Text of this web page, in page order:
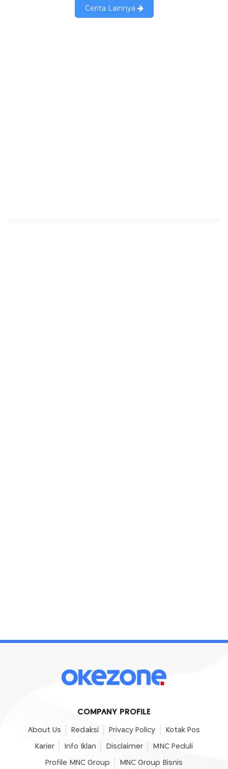
COMPANY PROFILE
About Us Redaksi Privacy Policy Kotak Pos
Karier Info Iklan Disclaimer MNC Peduli
Profile MNC Group MNC Group Bisnis